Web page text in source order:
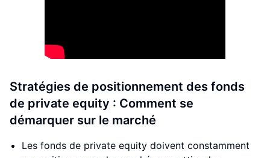
Stratégies de positionnement des fonds
de private equity : Comment se
démarquer sur le marché
Les fonds de private equity doivent constamment